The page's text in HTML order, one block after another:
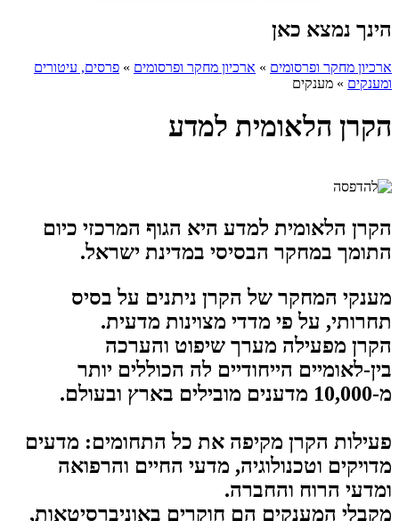
הינך נמצא כאן
ארכיון מחקר ופרסומים » ארכיון מחקר ופרסומים » פרסים, עיטורים
ומענקים » מענקים
הקרן הלאומית למדע
הקרן הלאומית למדע היא הגוף המרכזי כיום
התומך במחקר הבסיסי במדינת ישראל.
מענקי המחקר של הקרן ניתנים על בסיס
תחרותי, על פי מדדי מצוינות מדעית.
הקרן מפעילה מערך שיפוט והערכה
בין-לאומיים הייחודיים לה הכוללים יותר
מ-10,000 מדענים מובילים בארץ ובעולם
.
פעילות הקרן מקיפה את כל התחומים: מדעים
מדויקים וטכנולוגיה, מדעי החיים והרפואה
ומדעי הרוח והחברה.
מקבלי המענקים הם חוקרים באוניברסיטאות,